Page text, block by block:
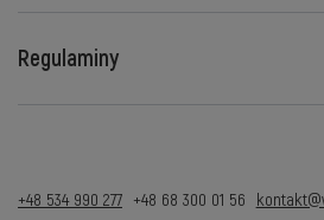
Regulaminy
+48 534 990 277 +48 68 300 01 56